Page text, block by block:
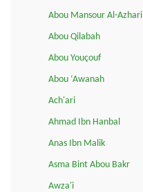
Abou Mansour Al-Azhari
Abou Qilabah
Abou Youçouf
Abou ‘Awanah
Ach'ari
Ahmad Ibn Hanbal
Anas Ibn Malik
Asma Bint Abou Bakr
Awza'i